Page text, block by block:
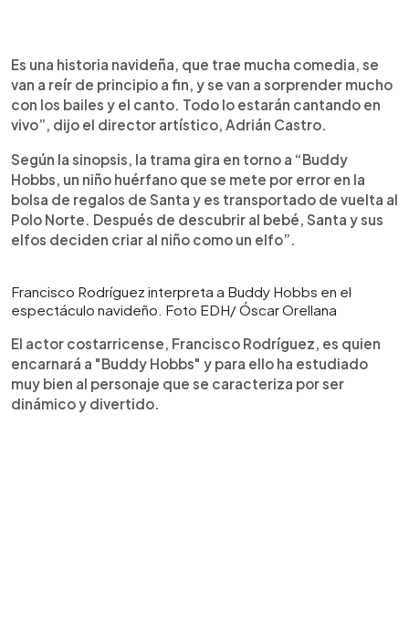
Es una historia navideña, que trae mucha comedia, se
van a reír de principio a fin, y se van a sorprender mucho
con los bailes y el canto. Todo lo estarán cantando en
vivo”, dijo el director artístico, Adrián Castro.
Según la sinopsis, la trama gira en torno a “Buddy
Hobbs, un niño huérfano que se mete por error en la
bolsa de regalos de Santa y es transportado de vuelta al
Polo Norte. Después de descubrir al bebé, Santa y sus
elfos deciden criar al niño como un elfo”.
Francisco Rodríguez interpreta a Buddy Hobbs en el
espectáculo navideño. Foto EDH/ Óscar Orellana
El actor costarricense, Francisco Rodríguez, es quien
encarnará a "Buddy Hobbs" y para ello ha estudiado
muy bien al personaje que se caracteriza por ser
dinámico y divertido.